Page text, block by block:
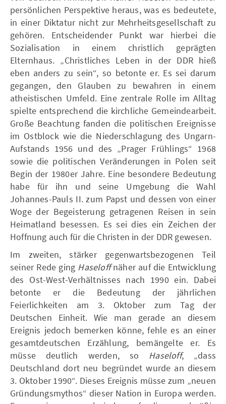
persönlichen Perspektive heraus, was es bedeutete,
in einer Diktatur nicht zur Mehrheitsgesellschaft zu
gehören. Entscheidender Punkt war hierbei die
Sozialisation in einem christlich geprägten
Elternhaus. „Christliches Leben in der DDR hieß
eben anders zu sein“, so betonte er. Es sei darum
gegangen, den Glauben zu bewahren in einem
atheistischen Umfeld. Eine zentrale Rolle im Alltag
spielte entsprechend die kirchliche Gemeindearbeit.
Große Beachtung fanden die politischen Ereignisse
im Ostblock wie die Niederschlagung des Ungarn-
Aufstands 1956 und des „Prager Frühlings“ 1968
sowie die politischen Veränderungen in Polen seit
Begin der 1980er Jahre. Eine besondere Bedeutung
habe für ihn und seine Umgebung die Wahl
Johannes-Pauls II. zum Papst und dessen von einer
Woge der Begeisterung getragenen Reisen in sein
Heimatland besessen. Es sei dies ein Zeichen der
Hoffnung auch für die Christen in der DDR gewesen.
Im zweiten, stärker gegenwartsbezogenen Teil
seiner Rede ging Haseloffnäher auf die Entwicklung
des Ost-West-Verhältnisses nach 1990 ein. Dabei
betonte er die Bedeutung der jährlichen
Feierlichkeiten am 3. Oktober zum Tag der
Deutschen Einheit. Wie man gerade an diesem
Ereignis jedoch bemerken könne, fehle es an einer
gesamtdeutschen Erzählung, bemängelte er. Es
müsse deutlich werden, so Haseloff, „dass
Deutschland dort neu begründet wurde an diesem
3. Oktober 1990“. Dieses Ereignis müsse zum „neuen
Gründungsmythos“ dieser Nation in Europa werden.